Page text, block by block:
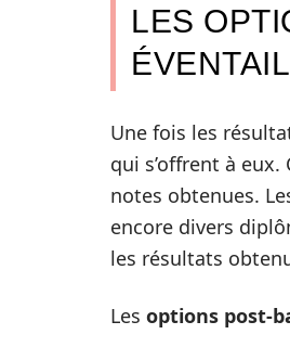
LES
Une fois les
qui s’offrent à
notes obtenues.
encore divers
les résultats
Les options post-